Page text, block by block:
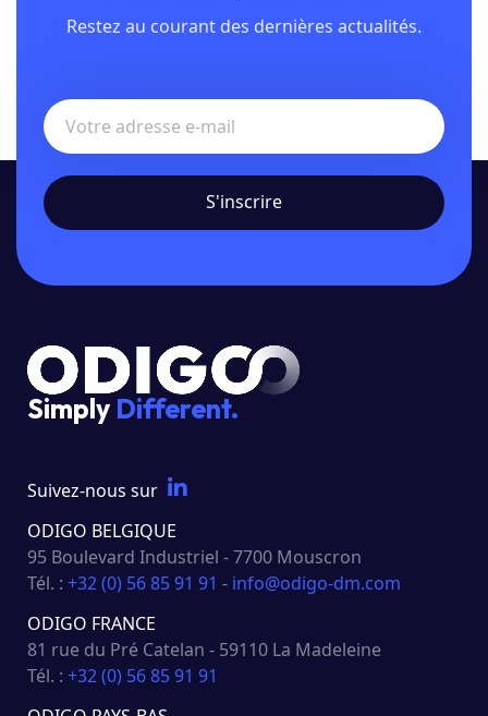
Restez au courant des dernières actualités.
Simply Different.
Suivez-nous sur
ODIGO BELGIQUE
95 Boulevard Industriel - 7700 Mouscron
Tél. : +32 (0) 56 85 91 91 - info@odigo-dm.com
ODIGO FRANCE
81 rue du Pré Catelan - 59110 La Madeleine
Tél. : +32 (0) 56 85 91 91